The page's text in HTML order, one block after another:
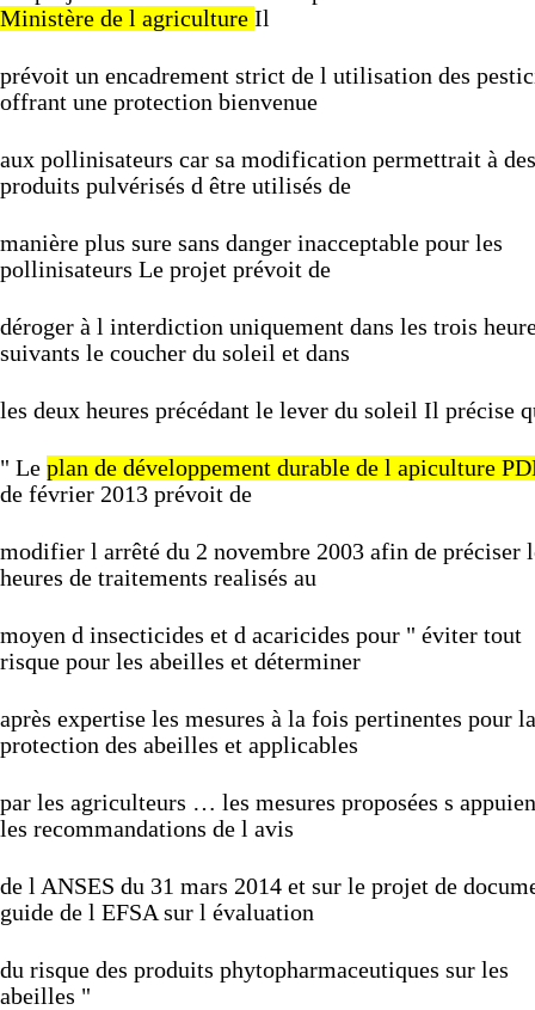
Ministère de l agriculture Il
prévoit un encadrement strict de l utilisation des
offrant une protection bienvenue
aux pollinisateurs car sa modification permettrait à des
produits pulvérisés d être utilisés de
manière plus sure sans danger inacceptable pour les
pollinisateurs Le projet prévoit de
déroger à l interdiction uniquement dans les trois
suivants le coucher du soleil et dans
les deux heures précédant le lever du soleil Il précise
" Le plan de développement durable de l apiculture
de février 2013 prévoit de
modifier l arrêté du 2 novembre 2003 afin de préciser
heures de traitements realisés au
moyen d insecticides et d acaricides pour " éviter tout
risque pour les abeilles et déterminer
après expertise les mesures à la fois pertinentes pour la
protection des abeilles et applicables
par les agriculteurs … les mesures proposées s
les recommandations de l avis
de l ANSES du 31 mars 2014 et sur le projet de
guide de l EFSA sur l évaluation
du risque des produits phytopharmaceutiques sur les
abeilles "